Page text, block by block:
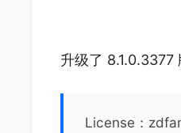
升级了 8.1.0.3377
License：